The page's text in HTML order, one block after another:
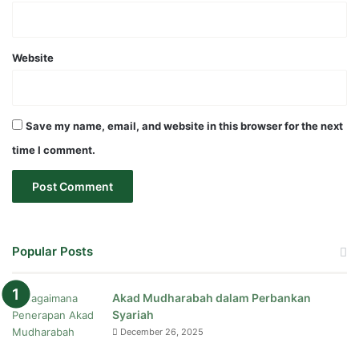
Website
Save my name, email, and website in this browser for the next
time I comment.
Popular Posts
Akad Mudharabah dalam Perbankan
Syariah
December 26, 2025